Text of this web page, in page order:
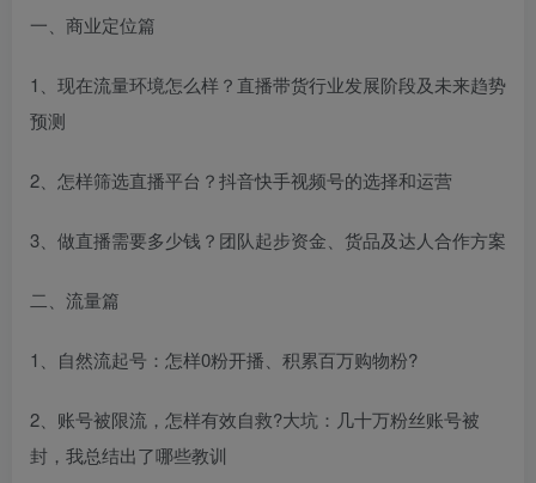
一、商业定位篇
1、现在流量环境怎么样？直播带货行业发展阶段及未来趋势
预测
2、怎样筛选直播平台？抖音快手视频号的选择和运营
3、做直播需要多少钱？团队起步资金、货品及达人合作方案
二、流量篇
1、自然流起号：怎样0粉开播、积累百万购物粉?
2、账号被限流，怎样有效自救?大坑：几十万粉丝账号被
封，我总结出了哪些教训